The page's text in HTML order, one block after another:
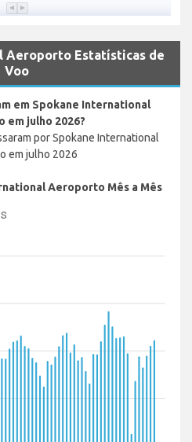
Aeroporto Estatísticas de
Voo
em Spokane International
em julho 2026?
por Spokane International
em julho 2026
Aeroporto Mês a Mês